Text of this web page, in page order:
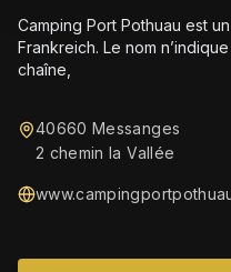
Camping Port Pothuau est
Frankreich. Le nom
chaîne,
40660 Messanges
2 chemin la Vallée